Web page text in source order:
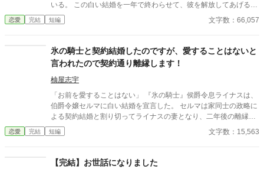
いる。 この白い結婚を一年で終わらせて、彼を解放してあげるこ
とを。 彼の気持ちを直接聞いたことはないけれど……きっとその
方が、彼も喜ぶだろうから。 ……これは、恋を諦めていた令嬢
恋愛 完結 短編 文字数：66,057
氷の騎士と契約結婚したのですが、愛することはないと
言われたので契約通り離縁します！
柚屋志宇
「お前を愛することはない」 『氷の騎士』侯爵令息ライナスは、
伯爵令嬢セルマに白い結婚を宣言した。 セルマは家同士の政略に
よる契約結婚と割り切ってライナスの妻となり、二年後の離縁の
日を待つ。 しかし結婚すると、最初は冷たかったライナスだが次
第にセルマに好意的になる。 だがセルマは離縁の日が待ち遠し
恋愛 完結 短編 文字数：15,563
【完結】お世話になりました